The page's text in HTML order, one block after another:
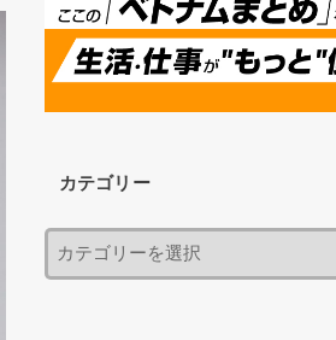
カテゴリー